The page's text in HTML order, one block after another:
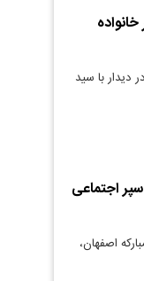
قرار دادن معیشت ۱۷ هزار خانواده
دیدار با سید
اجتماعی
اصفهان،